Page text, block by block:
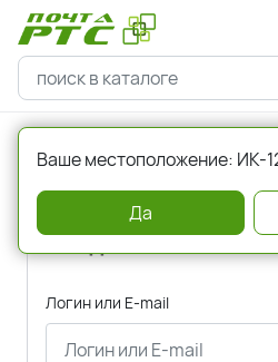
Главная Авторизация
Вход
Логин или E-mail
Ваше местоположение: ИК-
Да